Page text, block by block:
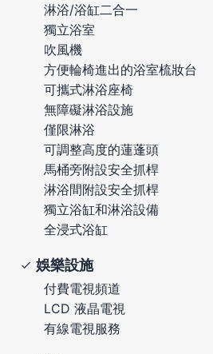
淋浴/浴缸二合一
獨立浴室
吹風機
方便輪椅進出的浴室梳妝台
可攜式淋浴座椅
無障礙淋浴設施
僅限淋浴
可調整高度的蓮蓬頭
馬桶旁附設安全抓桿
淋浴間附設安全抓桿
獨立浴缸和淋浴設備
全浸式浴缸
娛樂設施
付費電視頻道
LCD 液晶電視
有線電視服務